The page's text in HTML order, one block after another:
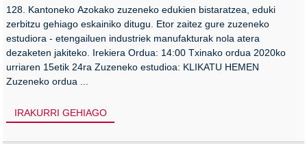
128. Kantoneko Azokako zuzeneko edukien bistaratzea, eduki
zerbitzu gehiago eskainiko ditugu. Etor zaitez gure zuzeneko
estudiora - etengailuen industriek manufakturak nola atera
dezaketen jakiteko. Irekiera Ordua: 14:00 Txinako ordua 2020ko
urriaren 15etik 24ra Zuzeneko estudioa: KLIKATU HEMEN
Zuzeneko ordua ...
IRAKURRI GEHIAGO